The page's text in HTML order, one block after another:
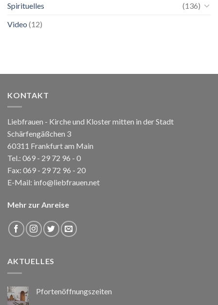
Spirituelles
(136)
Video (12)
KONTAKT
Liebfrauen - Kirche und Kloster mitten in der Stadt
Schärfengäßchen 3
60311 Frankfurt am Main
Tel.: 069 - 29 72 96 - 0
Fax: 069 - 29 72 96 - 20
E-Mail: info@liebfrauen.net
Mehr zur Anreise
AKTUELLES
Pfortenöffnungszeiten